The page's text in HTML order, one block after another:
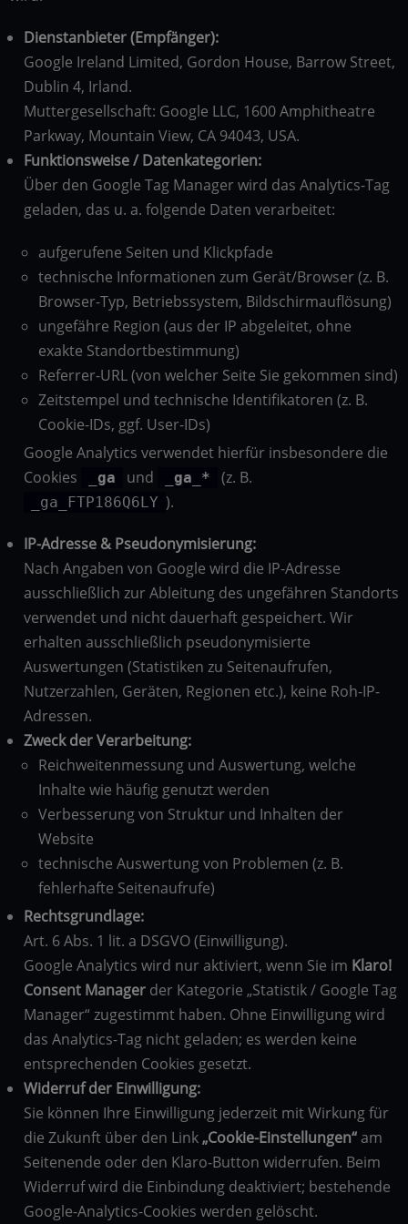
Dienstanbieter (Empfänger):
Google Ireland Limited, Gordon House, Barrow Street,
Dublin 4, Irland.
Muttergesellschaft: Google LLC, 1600 Amphitheatre
Parkway, Mountain View, CA 94043, USA.
Funktionsweise / Datenkategorien:
Über den Google Tag Manager wird das Analytics-Tag
geladen, das u. a. folgende Daten verarbeitet:
aufgerufene Seiten und Klickpfade
technische Informationen zum Gerät/Browser (z. B.
Browser-Typ, Betriebssystem, Bildschirmauflösung)
ungefähre Region (aus der IP abgeleitet, ohne
exakte Standortbestimmung)
Referrer-URL (von welcher Seite Sie gekommen sind)
Zeitstempel und technische Identifikatoren (z. B.
Cookie-IDs, ggf. User-IDs)
Google Analytics verwendet hierfür insbesondere die
Cookies
_ga und _ga_* (z. B.
_ga_FTP186Q6LY ).
IP-Adresse & Pseudonymisierung:
Nach Angaben von Google wird die IP-Adresse
ausschließlich zur Ableitung des ungefähren Standorts
verwendet und nicht dauerhaft gespeichert. Wir
erhalten ausschließlich pseudonymisierte
Auswertungen (Statistiken zu Seitenaufrufen,
Nutzerzahlen, Geräten, Regionen etc.), keine Roh-IP-
Adressen.
Zweck der Verarbeitung:
Reichweitenmessung und Auswertung, welche
Inhalte wie häufig genutzt werden
Verbesserung von Struktur und Inhalten der
Website
technische Auswertung von Problemen (z. B.
fehlerhafte Seitenaufrufe)
Rechtsgrundlage:
Art. 6 Abs. 1 lit. a DSGVO (Einwilligung).
Google Analytics wird nur aktiviert, wenn Sie im Klaro!
Consent Manager der Kategorie „Statistik / Google Tag
Manager“ zugestimmt haben. Ohne Einwilligung wird
das Analytics-Tag nicht geladen; es werden keine
entsprechenden Cookies gesetzt.
Widerruf der Einwilligung:
Sie können Ihre Einwilligung jederzeit mit Wirkung für
die Zukunft über den Link„Cookie-Einstellungen“am
Seitenende oder den Klaro-Button widerrufen. Beim
Widerruf wird die Einbindung deaktiviert; bestehende
Google-Analytics-Cookies werden gelöscht.